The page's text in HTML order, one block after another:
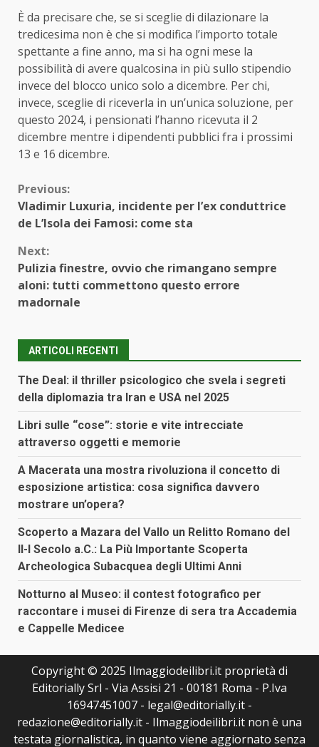
È da precisare che, se si sceglie di dilazionare la
tredicesima non è che si modifica l’importo totale
spettante a fine anno, ma si ha ogni mese la
possibilità di avere qualcosina in più sullo stipendio
invece del blocco unico solo a dicembre. Per chi,
invece, sceglie di riceverla in un’unica soluzione, per
questo 2024, i pensionati l’hanno ricevuta il 2
dicembre mentre i dipendenti pubblici fra i prossimi
13 e 16 dicembre.
Continue
Reading
Previous:
Vladimir Luxuria, incidente per l’ex conduttrice
de L’Isola dei Famosi: come sta
Next:
Pulizia finestre, ovvio che rimangano sempre
aloni: tutti commettono questo errore
madornale
ARTICOLI RECENTI
The Deal: il thriller psicologico che svela i segreti
della diplomazia tra Iran e USA nel 2025
Libri sulle “cose”: storie e vite intrecciate
attraverso oggetti e memorie
A Macerata una mostra rivoluziona il concetto di
esposizione artistica: cosa significa davvero
mostrare un’opera?
Scoperto a Mazara del Vallo un Relitto Romano del
II-I Secolo a.C.: La Più Importante Scoperta
Archeologica Subacquea degli Ultimi Anni
Notturno al Museo: il contest fotografico per
raccontare i musei di Firenze di sera tra Accademia
e Cappelle Medicee
Copyright © 2025 Ilmaggiodeilibri.it proprietà di
Editorially Srl - Via Assisi 21 - 00181 Roma - P.Iva
16947451007 - legal@editorially.it -
redazione@editorially.it - Ilmaggiodeilibri.it non è una
testata giornalistica, in quanto viene aggiornato senza